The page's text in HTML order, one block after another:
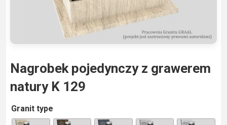
Nagrobek pojedynczy z grawerem
natury K 129
Granit type
A
lt